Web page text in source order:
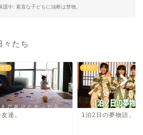
護中: 素直な子どもに油断は禁物。
々たち
て
達。
子育て
1泊2日の夢物語。